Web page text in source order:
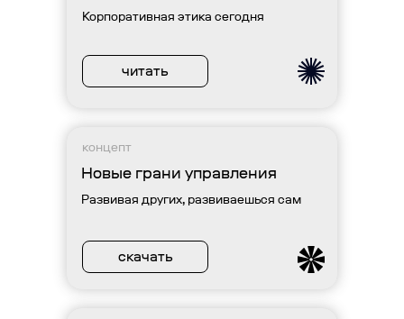
концепт
скачать
Новые грани управления
Развивая других, развиваешься сам
Корпоративная этика сегодня
читать